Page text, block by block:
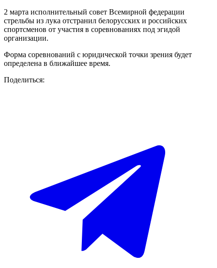
2 марта исполнительный совет Всемирной федерации
стрельбы из лука отстранил белорусских и российских
спортсменов от участия в соревнованиях под эгидой
организации.
Форма соревнований с юридической точки зрения будет
определена в ближайшее время.
Поделиться: